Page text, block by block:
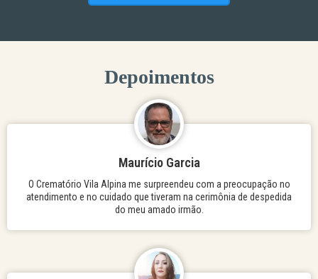
Depoimentos
Maurício Garcia
O Crematório Vila Alpina me surpreendeu com a preocupação no
atendimento e no cuidado que tiveram na cerimônia de despedida
do meu amado irmão.